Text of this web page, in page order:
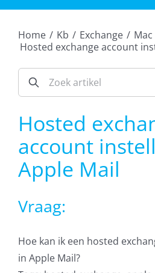
Cloud Computing
VOIP
Office365
Glasvezelverbindingen
Microsoft software licenties
Home / Kb / Exchange / Mac
Hosted exchange account
Hosted
account
Apple Mail
Vraag:
Hoe kan ik een hosted
in Apple Mail?